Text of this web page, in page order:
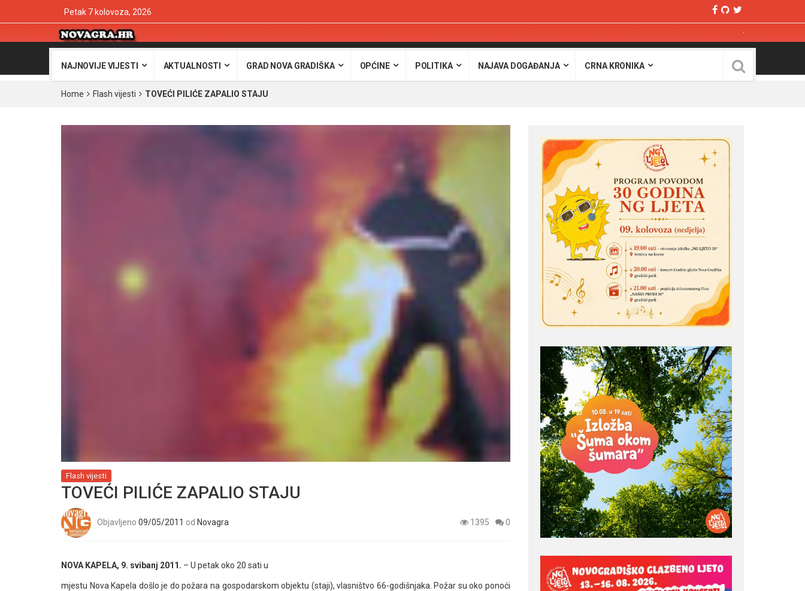
Petak 7 kolovoza, 2026
NAJNOVIJE VIJESTI AKTUALNOSTI GRAD NOVA GRADIŠKA OPĆINE POLITIKA NAJAVA DOGAĐANJA CRNA KRONIKA
Home Flash vijesti TOVEĆI PILIĆE ZAPALIO STAJU
Flash vijesti
TOVEĆI PILIĆE ZAPALIO STAJU
Objavljeno 09/05/2011 od Novagra 1395 0
NOVA KAPELA, 9. svibanj 2011. – U petak oko 20 sati u
mjestu Nova Kapela došlo je do požara na gospodarskom objektu (staji), vlasništvo 66-godišnjaka. Požar su oko ponoći